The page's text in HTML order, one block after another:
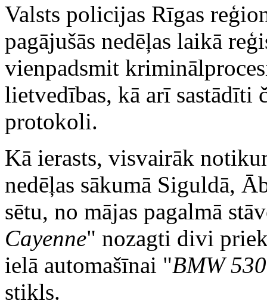
Valsts policijas Rīgas
pagājušās nedēļas laikā
vienpadsmit
lietvedības, kā arī sastādīti
protokoli.
Kā ierasts, visvairāk
nedēļas sākumā Siguldā,
sētu, no mājas pagalmā
Cayenne" nozagti divi
ielā automašīnai "BMW 530
stikls.